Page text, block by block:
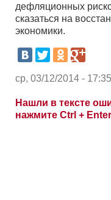
дефляционных
сказаться на
экономики.
ср, 03/12/2014 -
Нашли в тексте
нажмите Ctrl + Enter